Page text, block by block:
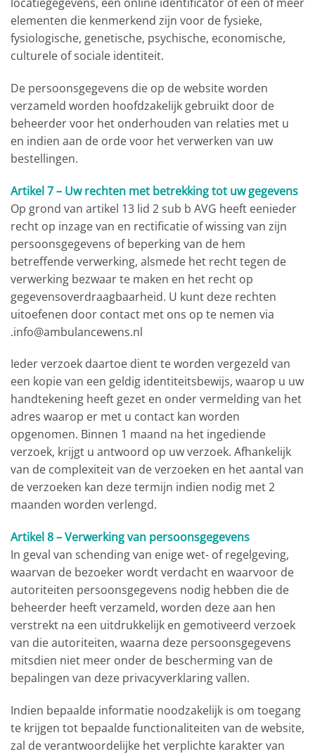
elementen die kenmerkend zijn voor de fysieke,
fysiologische, genetische, psychische, economische,
culturele of sociale identiteit.
De persoonsgegevens die op de website worden
verzameld worden hoofdzakelijk gebruikt door de
beheerder voor het onderhouden van relaties met u
en indien aan de orde voor het verwerken van uw
bestellingen.
Artikel 7 – Uw rechten met betrekking tot uw gegevens
Op grond van artikel 13 lid 2 sub b AVG heeft eenieder
recht op inzage van en rectificatie of wissing van zijn
persoonsgegevens of beperking van de hem
betreffende verwerking, alsmede het recht tegen de
verwerking bezwaar te maken en het recht op
gegevensoverdraagbaarheid. U kunt deze rechten
uitoefenen door contact met ons op te nemen via
.info@ambulancewens.nl
Ieder verzoek daartoe dient te worden vergezeld van
een kopie van een geldig identiteitsbewijs, waarop u uw
handtekening heeft gezet en onder vermelding van het
adres waarop er met u contact kan worden
opgenomen. Binnen 1 maand na het ingediende
verzoek, krijgt u antwoord op uw verzoek. Afhankelijk
van de complexiteit van de verzoeken en het aantal van
de verzoeken kan deze termijn indien nodig met 2
maanden worden verlengd.
Artikel 8 – Verwerking van persoonsgegevens
In geval van schending van enige wet- of regelgeving,
waarvan de bezoeker wordt verdacht en waarvoor de
autoriteiten persoonsgegevens nodig hebben die de
beheerder heeft verzameld, worden deze aan hen
verstrekt na een uitdrukkelijk en gemotiveerd verzoek
van die autoriteiten, waarna deze persoonsgegevens
mitsdien niet meer onder de bescherming van de
bepalingen van deze privacyverklaring vallen.
Indien bepaalde informatie noodzakelijk is om toegang
te krijgen tot bepaalde functionaliteiten van de website,
zal de verantwoordelijke het verplichte karakter van